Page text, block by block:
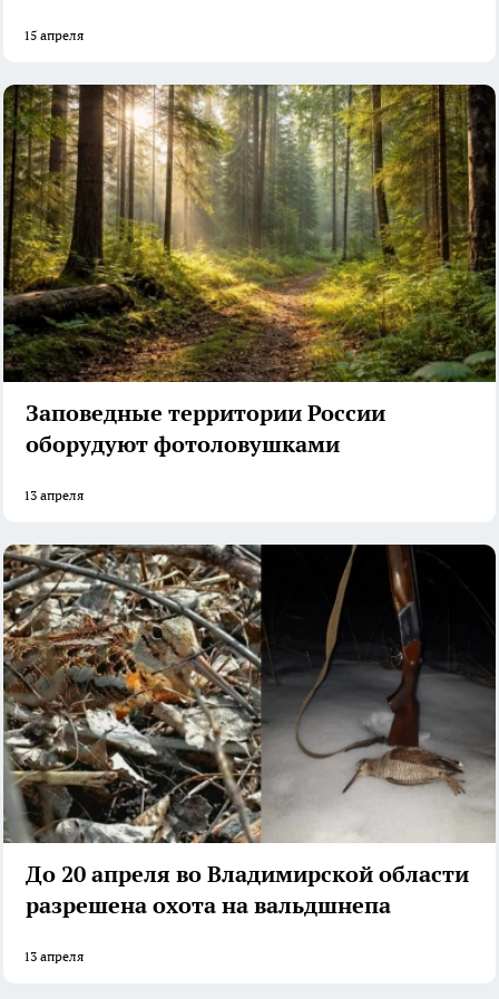
15 апреля
Заповедные территории России
оборудуют фотоловушками
13 апреля
До 20 апреля во Владимирской области
разрешена охота на вальдшнепа
13 апреля